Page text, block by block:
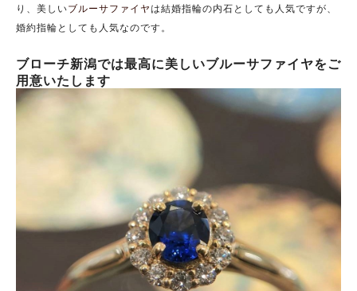
り、美しいブルーサファイヤは結婚指輪の内石としても人気ですが、
婚約指輪としても人気なのです。
ブローチ新潟では最高に美しいブルーサファイヤをご
用意いたします